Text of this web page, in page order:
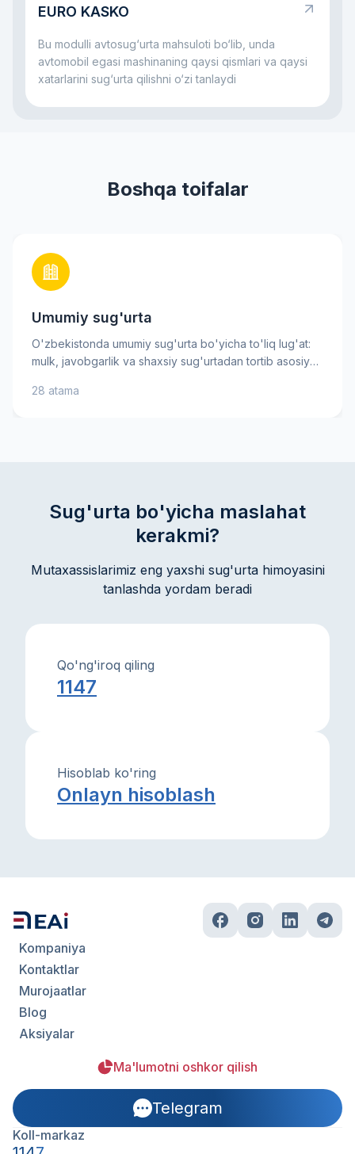
bo‘ladi: u mashina bilan jiddiy muammo yuz bersa,
kamaytirishga yordam beradi.
EURO KASKO
Bu modulli avtosug‘urta mahsuloti bo‘lib, unda
avtomobil egasi mashinaning qaysi qismlari va qaysi
xatarlarini sug‘urta qilishni o‘zi tanlaydi
Boshqa toifalar
Umumiy sug'urta
O'zbekistonda umumiy sug'urta bo'yicha to'liq lug'at:
mulk, javobgarlik va shaxsiy sug'urtadan tortib asosiy
tovon puli kabi muhim atamalarni bilib oling — bu sizga
28 atama
Sug'urta bo'yicha maslahat
kerakmi?
Mutaxassislarimiz eng yaxshi sug'urta himoyasini
tanlashda yordam beradi
Qo'ng'iroq qiling
1147
Hisoblab ko'ring
Onlayn hisoblash
Kompaniya
Kontaktlar
Murojaatlar
Blog
Aksiyalar
Ma'lumotni oshkor qilish
Telegram
Koll-markaz